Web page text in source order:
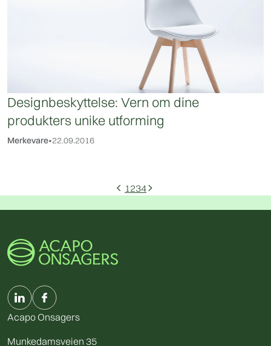
Designbeskyttelse: Vern om dine
produkters unike utforming
Merkevare•22.09.2016
arrow_back_ios 1 234 arrow_forward_ios
Acapo Onsagers
Munkedamsveien 35